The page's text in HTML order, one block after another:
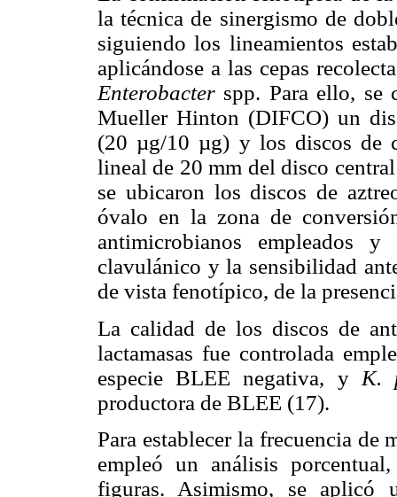
la técnica de sinergismo de
siguiendo los lineamientos
aplicándose a las cepas
Enterobacter spp. Para ello, se
Mueller Hinton (DIFCO) un
(20 µg/10 µg) y los discos de
lineal de 20 mm del disco
se ubicaron los discos de
óvalo en la zona de
antimicrobianos empleados
clavulánico y la sensibilidad
de vista fenotípico, de la
La calidad de los discos de
lactamasas fue controlada
especie BLEE negativa, y K.
productora de BLEE (17).
Para establecer la frecuencia de
empleó un análisis
figuras. Asimismo, se aplicó